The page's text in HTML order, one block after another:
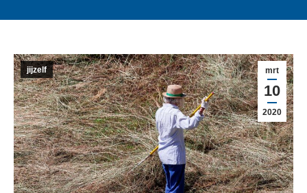
mrt
10
2020
jijzelf